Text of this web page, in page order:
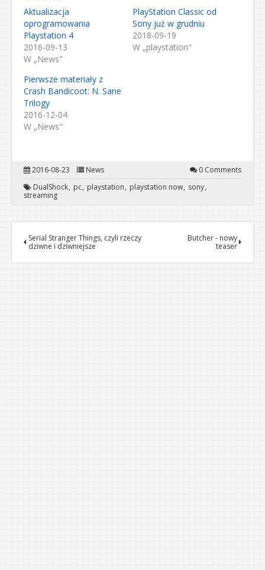
Aktualizacja
oprogramowania
Playstation 4
2016-09-13
W „News"
PlayStation Classic od
Sony już w grudniu
2018-09-19
W „playstation"
Pierwsze materiały z
Crash Bandicoot: N. Sane
Trilogy
2016-12-04
W „News"
2016-08-23 News
0 Comments
DualShock pc playstation playstation now sony
streaming
Serial Stranger Things, czyli rzeczy
dziwne i dziwniejsze
Butcher - nowy
teaser